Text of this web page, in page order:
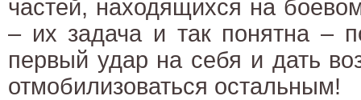
частей, находящихся на
– их задача и так понятна –
первый удар на себя и дать
отмобилизоваться остальным!